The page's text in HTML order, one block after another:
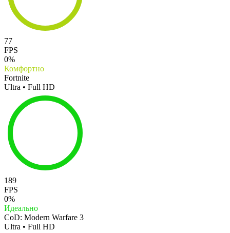
77
FPS
0%
Комфортно
Fortnite
Ultra • Full HD
189
FPS
0%
Идеально
CoD: Modern Warfare 3
Ultra • Full HD